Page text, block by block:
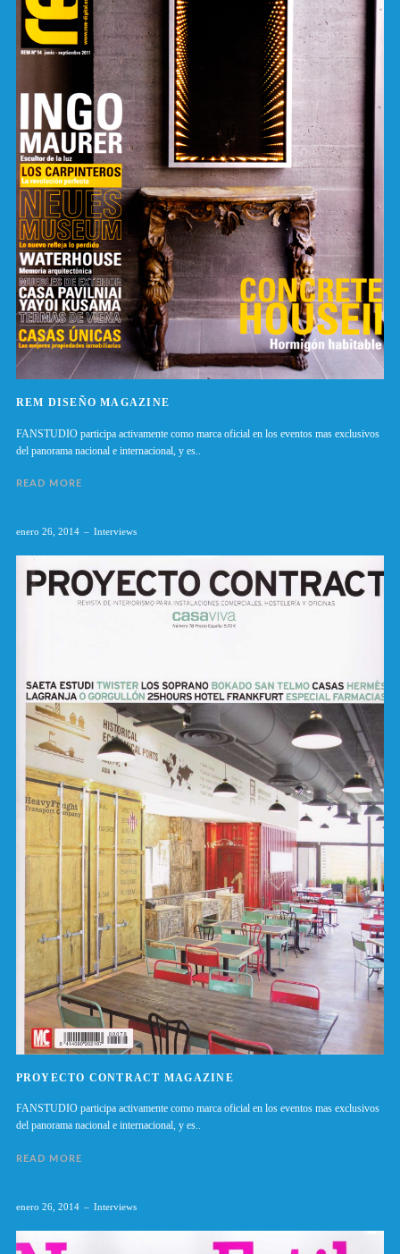
REM DISEÑO MAGAZINE
FANSTUDIO participa activamente como marca oficial en los eventos mas exclusivos
del panorama nacional e internacional, y es..
READ MORE
enero 26, 2014 Interviews
PROYECTO CONTRACT MAGAZINE
FANSTUDIO participa activamente como marca oficial en los eventos mas exclusivos
del panorama nacional e internacional, y es..
READ MORE
enero 26, 2014 Interviews